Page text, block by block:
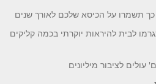
תשמרו על הכיסא שלכם לאורך שנים
לבית להיראות יוקרתי בכמה קליקים
עולים לציבור מיליונים